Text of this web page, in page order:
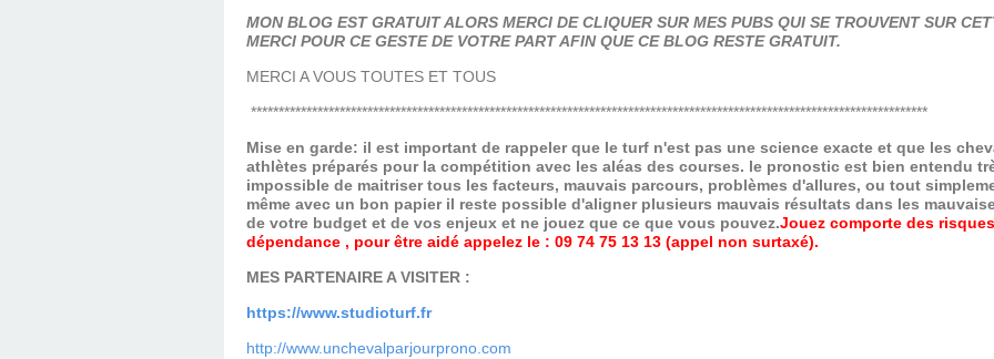
MON BLOG EST GRATUIT ALORS MERCI DE CLIQUER SUR MES PUBS QUI SE TROUVENT SUR
MERCI POUR CE GESTE DE VOTRE PART AFIN QUE CE BLOG RESTE GRATUIT.
MERCI A VOUS TOUTES ET TOUS
**************************************************************************************************************************
Mise en garde: il est important de rappeler que le turf n'est pas une science exacte et que les
athlètes préparés pour la compétition avec les aléas des courses. le pronostic est bien entendu
impossible de maitriser tous les facteurs, mauvais parcours, problèmes d'allures, ou tout
même avec un bon papier il reste possible d'aligner plusieurs mauvais résultats dans les
de votre budget et de vos enjeux et ne jouez que ce que vous pouvez.Jouez comporte des
dépendance , pour être aidé appelez le : 09 74 75 13 13 (appel non surtaxé).
MES PARTENAIRE A VISITER :
https://www.studioturf.fr
http://www.unchevalparjourprono.com